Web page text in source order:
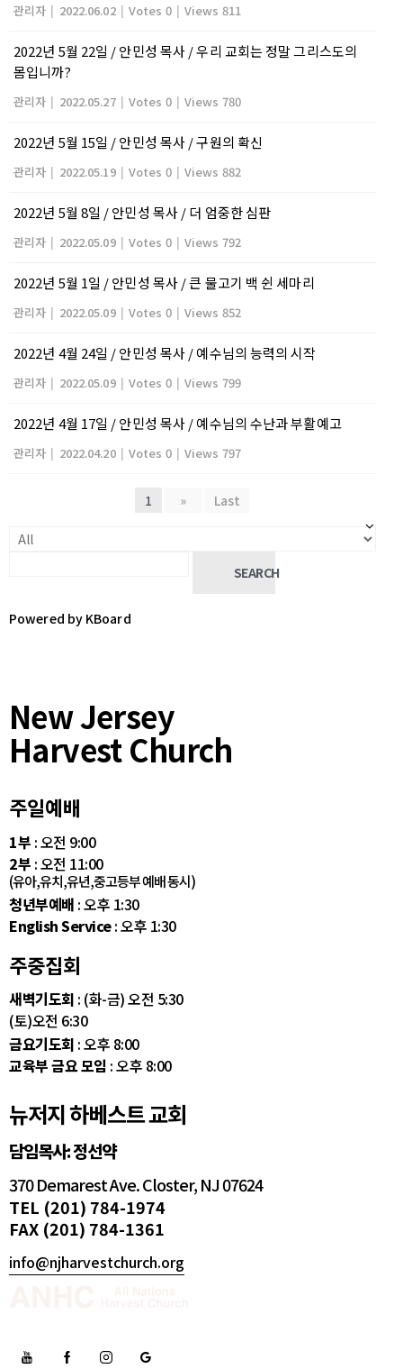
관리자 | 2022.06.02 | Votes 0 | Views 811
2022년 5월 22일 / 안민성 목사 / 우리 교회는 정말 그리스도의
몸입니까?
관리자 | 2022.05.27 | Votes 0 | Views 780
2022년 5월 15일 / 안민성 목사 / 구원의 확신
관리자 | 2022.05.19 | Votes 0 | Views 882
2022년 5월 8일 / 안민성 목사 / 더 엄중한 심판
관리자 | 2022.05.09 | Votes 0 | Views 792
2022년 5월 1일 / 안민성 목사 / 큰 물고기 백 쉰 세마리
관리자 | 2022.05.09 | Votes 0 | Views 852
2022년 4월 24일 / 안민성 목사 / 예수님의 능력의 시작
관리자 | 2022.05.09 | Votes 0 | Views 799
2022년 4월 17일 / 안민성 목사 / 예수님의 수난과 부활예고
관리자 | 2022.04.20 | Votes 0 | Views 797
1 » Last
SEARCH
Powered by KBoard
New Jersey
Harvest Church
주일예배
1부 : 오전 9:00
2부 : 오전 11:00
(유아,유치,유년,중고등부 예배 동시)
청년부예배 : 오후 1:30
English Service: 오후 1:30
주중집회
새벽기도회 : (화-금) 오전 5:30
(토)오전 6:30
금요기도회 : 오후 8:00
교육부 금요 모임 : 오후 8:00
뉴저지 하베스트 교회
담임목사: 정선약
370 Demarest Ave. Closter, NJ 07624
TEL (201) 784-1974
FAX (201) 784-1361
info@njharvestchurch.org